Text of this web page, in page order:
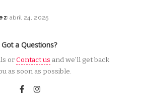
abril 24, 2025
Got a Questions?
orContact us and we’ll get back
as soon as possible.